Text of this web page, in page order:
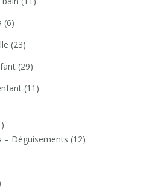
(6)
(23)
(29)
(11)
– Déguisements (12)